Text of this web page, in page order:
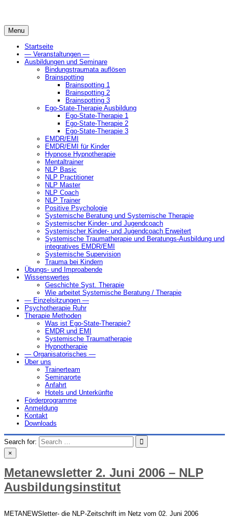
Menu
Startseite
— Veranstaltungen —
Ausbildungen und Seminare
Bindungstraumata auflösen
Brainspotting
Brainspotting 1
Brainspotting 2
Brainspotting 3
Ego-State-Therapie Ausbildung
Ego-State-Therapie 1
Ego-State-Therapie 2
Ego-State-Therapie 3
EMDR/EMI
EMDR/EMI für Kinder
Hypnose Hypnotherapie
Mentaltrainer
NLP Basic
NLP Practitioner
NLP Master
NLP Coach
NLP Trainer
Positive Psychologie
Systemische Beratung und Systemische Therapie
Systemischer Kinder- und Jugendcoach
Systemischer Kinder- und Jugendcoach Erweitert
Systemische Traumatherapie und Beratungs-Ausbildung und
integratives EMDR/EMI
Systemische Supervision
Trauma bei Kindern
Übungs- und Improabende
Wissenswertes
Geschichte Syst. Therapie
Wie arbeitet Systemische Beratung / Therapie
— Einzelsitzungen —
Psychotherapie Ruhr
Therapie Methoden
Was ist Ego-State-Therapie?
EMDR und EMI
Systemische Traumatherapie
Hypnotherapie
— Organisatorisches —
Über uns
Trainerteam
Seminarorte
Anfahrt
Hotels und Unterkünfte
Förderprogramme
Anmeldung
Kontakt
Downloads
Search for:
×
Metanewsletter 2. Juni 2006 – NLP
Ausbildungsinstitut
METANEWSletter- die NLP-Zeitschrift im Netz vom 02. Juni 2006